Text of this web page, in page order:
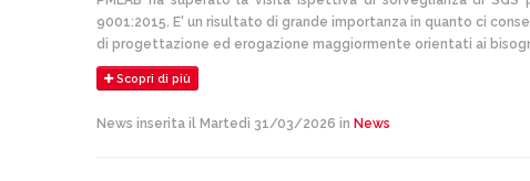
9001:2015. E' un risultato di grande importanza in quanto ci
di progettazione ed erogazione maggiormente orientati ai
Scopri di più
News inserita il Martedì 31/03/2026 in News